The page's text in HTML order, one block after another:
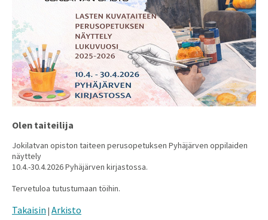
Olen taiteilija
Jokilatvan opiston taiteen perusopetuksen Pyhäjärven oppilaiden
näyttely
10.4.-30.4.2026 Pyhäjärven kirjastossa.
Tervetuloa tutustumaan töihin.
Takaisin | Arkisto